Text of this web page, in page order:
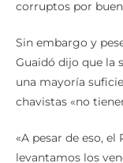
Guaidó dijo que la
una mayoría
chavistas «no
levantamos los
aseveró.